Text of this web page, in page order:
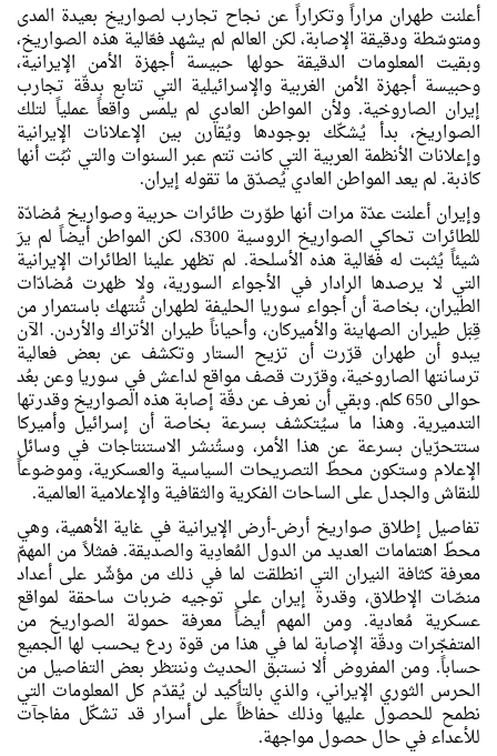
أعلنت طهران مراراً وتكراراً عن نجاح تجارب لصواريخ بعيدة المدى
ومتوسّطة ودقيقة الإصابة، لكن العالم لم يشهد فعّالية هذه الصواريخ،
وبقيت المعلومات الدقيقة حولها حبيسة أجهزة الأمن الإيرانية،
وحبيسة أجهزة الأمن الغربية والإسرائيلية التي تتابع بدقّة تجارب
إيران الصاروخية. ولأن المواطن العادي لم يلمس واقعاً عملياً لتلك
الصواريخ، بدأ يُشكّك بوجودها ويُقارن بين الإعلانات الإيرانية
وإعلانات الأنظمة العربية التي كانت تتم عبر السنوات والتي ثبُت أنها
كاذبة. لم يعد المواطن العادي يُصدّق ما تقوله إيران.
وإيران أعلنت عدّة مرات أنها طوّرت طائرات حربية وصواريخ مُضادّة
للطائرات تحاكي الصواريخ الروسية S300، لكن المواطن أيضاً لم يرَ
شيئاً يُثبت له فعّالية هذه الأسلحة. لم تظهر علينا الطائرات الإيرانية
التي لا يرصدها الرادار في الأجواء السورية، ولا ظهرت مُضادّات
الطيران، بخاصة أن أجواء سوريا الحليفة لطهران تُنتهك باستمرار من
قِبَل طيران الصهاينة والأميركان، وأحياناً طيران الأتراك والأردن. الآن
يبدو أن طهران قرّرت أن تزيح الستار وتكشف عن بعض فعالية
ترسانتها الصاروخية، وقرّرت قصف مواقع لداعش في سوريا وعن بعُد
حوالى 650 كلم. وبقي أن نعرف عن دقّة إصابة هذه الصواريخ وقدرتها
التدميرية. وهذا ما سيُتكشف بسرعة بخاصة أن إسرائيل وأميركا
ستتحرّيان بسرعة عن هذا الأمر، وستُنشر الاستنتاجات في وسائل
الإعلام وستكون محطّ التصريحات السياسية والعسكرية، وموضوعاً
للنقاش والجدل على الساحات الفكرية والثقافية والإعلامية العالمية.
تفاصيل إطلاق صواريخ أرض-أرض الإيرانية في غاية الأهمية، وهي
محطّ اهتمامات العديد من الدول المُعادِية والصديقة. فمثلاً من المهمّ
معرفة كثافة النيران التي انطلقت لما في ذلك من مؤشّر على أعداد
منصّات الإطلاق، وقدرة إيران على توجيه ضربات ساحقة لمواقع
عسكرية مُعادية. ومن المهم أيضاً معرفة حمولة الصواريخ من
المتفجّرات ودقّة الإصابة لما في هذا من قوة ردع يحسب لها الجميع
حساباً. ومن المفروض ألا نستبق الحديث وننتظر بعض التفاصيل من
الحرس الثوري الإيراني، والذي بالتأكيد لن يُقدّم كل المعلومات التي
نطمح للحصول عليها وذلك حفاظاً على أسرار قد تشكّل مفاجآت
للأعداء في حال حصول مواجهة.